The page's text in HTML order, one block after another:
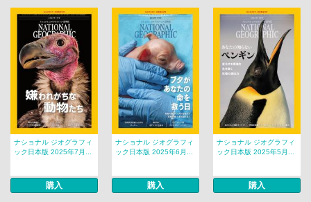
ナショナル ジオグラフィ
ック日本版 2025年7月...
購入
ナショナル ジオグラフィ
ック日本版 2025年6月...
購入
ナショナル ジオグラフィ
ック日本版 2025年5月...
購入